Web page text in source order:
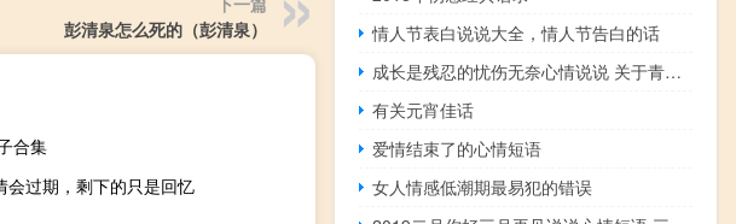
彭清泉怎么死的（彭清泉）
合集
会过期，剩下的只是回忆
情人节表白说说大全，情人节告白的话
成长是残忍的忧伤无奈心情说说 关于青春和成长的心情说说
有关元宵佳话
爱情结束了的心情短语
女人情感低潮期最易犯的错误